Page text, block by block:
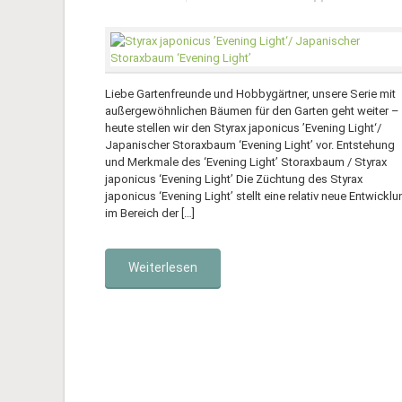
Liebe Gartenfreunde und Hobbygärtner, unsere Serie mit
außergewöhnlichen Bäumen für den Garten geht weiter –
heute stellen wir den Styrax japonicus ’Evening Light‘/
Japanischer Storaxbaum ‘Evening Light’ vor. Entstehung
und Merkmale des ‘Evening Light’ Storaxbaum / Styrax
japonicus ‘Evening Light’ Die Züchtung des Styrax
japonicus ‘Evening Light’ stellt eine relativ neue
im Bereich der […]
Weiterlesen